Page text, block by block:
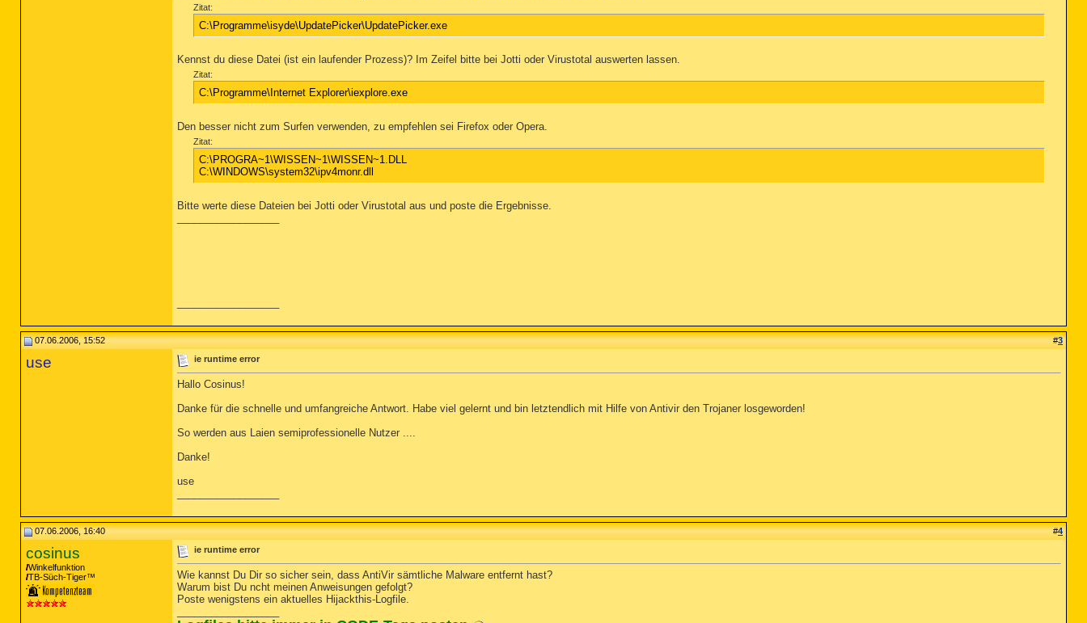
Zitat:
C:\Programme\isyde\UpdatePicker\UpdatePicker.exe
Kennst du diese Datei (ist ein laufender Prozess)? Im Zeifel bitte bei Jotti oder Virustotal auswerten lassen.
Zitat:
C:\Programme\Internet Explorer\iexplore.exe
Den besser nicht zum Surfen verwenden, zu empfehlen sei Firefox oder Opera.
Zitat:
C:\PROGRA~1\WISSEN~1\WISSEN~1.DLL
C:\WINDOWS\system32\ipv4monr.dll
Bitte werte diese Dateien bei Jotti oder Virustotal aus und poste die Ergebnisse.
07.06.2006, 15:52 #3
use ie runtime error
Hallo Cosinus!
Danke für die schnelle und umfangreiche Antwort. Habe viel gelernt und bin letztendlich mit Hilfe von Antivir den Trojaner losgeworden!
So werden aus Laien semiprofessionelle Nutzer ....
Danke!
use
07.06.2006, 16:40 #4
cosinus
Winkelfunktion
TB-Süch-Tiger™
ie runtime error
Wie kannst Du Dir so sicher sein, dass AntiVir sämtliche Malware entfernt hast?
Warum bist Du ncht meinen Anweisungen gefolgt?
Poste wenigstens ein aktuelles Hijackthis-Logfile.